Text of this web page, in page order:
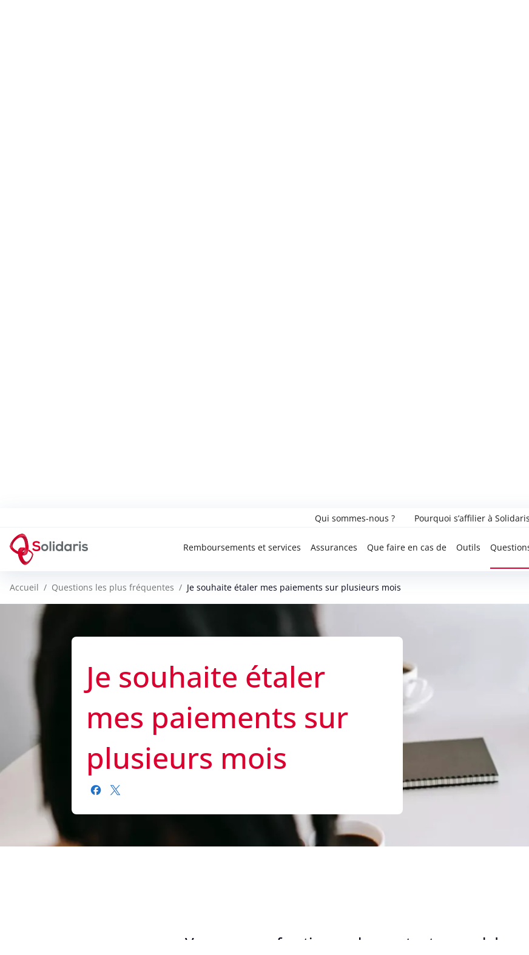
Qui sommes-nous ? Pourquoi s’affilier à
Remboursements et services Assurances Que faire en cas de Outils
Accueil Questions les plus fréquentes Je souhaite étaler mes paiements sur plusieurs mois
Je souhaite étaler
mes paiements sur
plusieurs mois
Vous pouvez fractionner le montant annuel de